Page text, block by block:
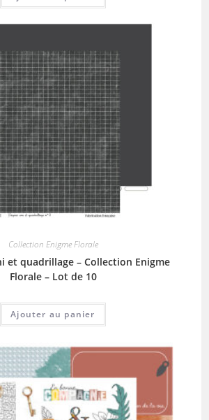
Collection Enigme Florale
et quadrillage – Collection Enigme
Florale – Lot de 10
Ajouter au panier